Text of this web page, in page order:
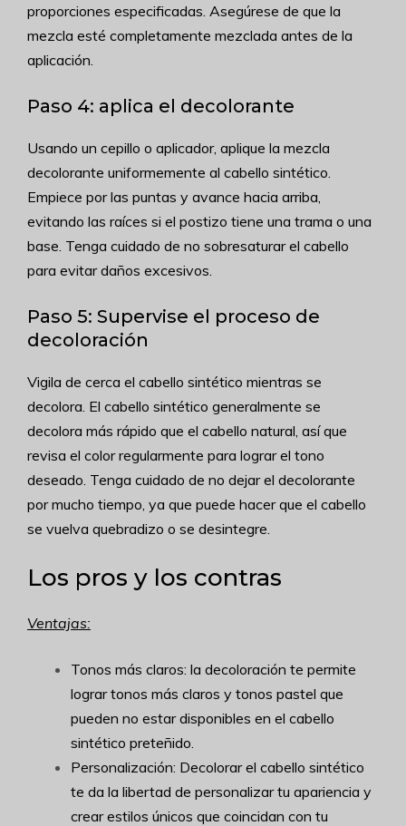
proporciones especificadas. Asegúrese de que la
mezcla esté completamente mezclada antes de la
aplicación.
Paso 4: aplica el decolorante
Usando un cepillo o aplicador, aplique la mezcla
decolorante uniformemente al cabello sintético.
Empiece por las puntas y avance hacia arriba,
evitando las raíces si el postizo tiene una trama o una
base. Tenga cuidado de no sobresaturar el cabello
para evitar daños excesivos.
Paso 5: Supervise el proceso de
decoloración
Vigila de cerca el cabello sintético mientras se
decolora. El cabello sintético generalmente se
decolora más rápido que el cabello natural, así que
revisa el color regularmente para lograr el tono
deseado. Tenga cuidado de no dejar el decolorante
por mucho tiempo, ya que puede hacer que el cabello
se vuelva quebradizo o se desintegre.
Los pros y los contras
Ventajas:
Tonos más claros: la decoloración te permite
lograr tonos más claros y tonos pastel que
pueden no estar disponibles en el cabello
sintético preteñido.
Personalización: Decolorar el cabello sintético
te da la libertad de personalizar tu apariencia y
crear estilos únicos que coincidan con tu